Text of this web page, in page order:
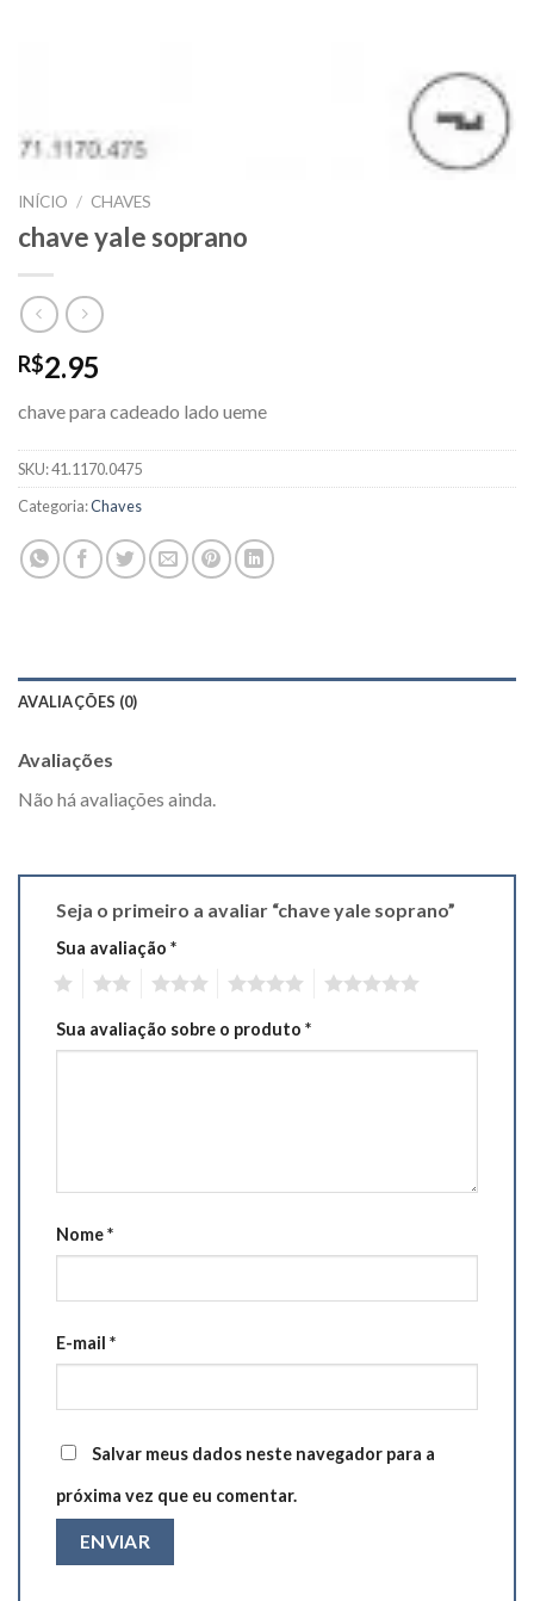
INÍCIO / CHAVES
chave yale soprano
R$2.95
chave para cadeado lado ueme
SKU:41.1170.0475
Categoria:Chaves
AVALIAÇÕES (0)
Avaliações
Não há avaliações ainda.
Seja o primeiro a avaliar “chave yale soprano”
Sua avaliação *
Sua avaliação sobre o produto *
Nome*
E-mail *
Salvar meus dados neste navegador para a
próxima vez que eu comentar.